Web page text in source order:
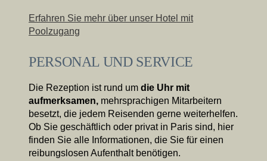
Erfahren Sie mehr über unser Hotel mit
Poolzugang
PERSONAL UND SERVICE
Die Rezeption ist rund um die Uhr mit
aufmerksamen, mehrsprachigen Mitarbeitern
besetzt, die jedem Reisenden gerne weiterhelfen.
Ob Sie geschäftlich oder privat in Paris sind, hier
finden Sie alle Informationen, die Sie für einen
reibungslosen Aufenthalt benötigen.
Kontaktieren Sie uns